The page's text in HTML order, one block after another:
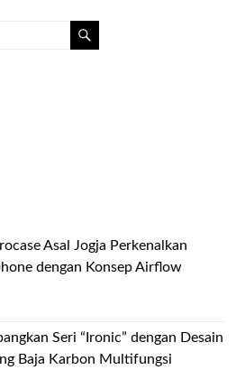
Asal Jogja Perkenalkan
dengan Konsep Airflow
Seri “Ironic” dengan Desain
Baja Karbon Multifungsi